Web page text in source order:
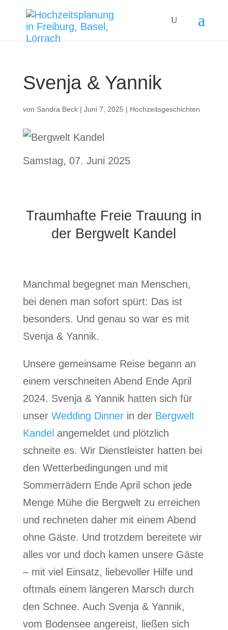
Svenja & Yannik
von Sandra Beck| Juni 7, 2025 | Hochzeitsgeschichten
Samstag, 07. Juni 2025
Traumhafte Freie Trauung in
der Bergwelt Kandel
Manchmal begegnet man Menschen,
bei denen man sofort spürt: Das ist
besonders. Und genau so war es mit
Svenja & Yannik.
Unsere gemeinsame Reise begann an
einem verschneiten Abend Ende April
2024. Svenja & Yannik hatten sich für
unser Wedding Dinnerin der Bergwelt
Kandel angemeldet und plötzlich
schneite es. Wir Dienstleister hatten bei
den Wetterbedingungen und mit
Sommerrädern Ende April schon jede
Menge Mühe die Bergwelt zu erreichen
und rechneten daher mit einem Abend
ohne Gäste. Und trotzdem bereitete wir
alles vor und doch kamen unsere Gäste
– mit viel Einsatz, liebevoller Hilfe und
oftmals einem längeren Marsch durch
den Schnee. Auch Svenja & Yannik,
vom Bodensee angereist, ließen sich